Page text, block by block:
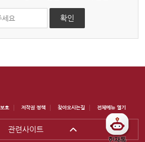
호 저작권 정책 찾아오시는길 전체메뉴 열기
관련사이트